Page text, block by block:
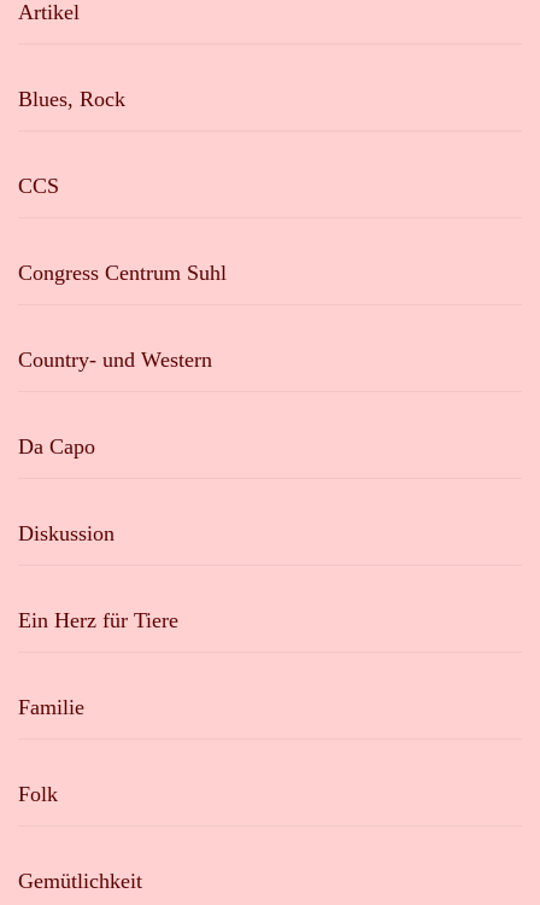
Artikel
Blues, Rock
CCS
Congress Centrum Suhl
Country- und Western
Da Capo
Diskussion
Ein Herz für Tiere
Familie
Folk
Gemütlichkeit